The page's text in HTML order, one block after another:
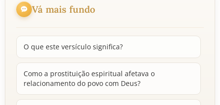
Vá mais fundo
O que este versículo significa?
Como a prostituição espiritual afetava o
relacionamento do povo com Deus?